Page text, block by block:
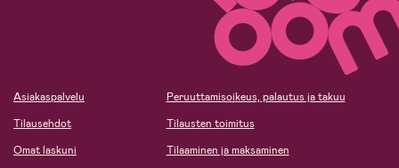
Asiakaspalvelu
Tilausehdot
Omat laskuni
Peruuttamisoikeus, palautus ja takuu
Tilausten toimitus
Tilaaminen ja maksaminen